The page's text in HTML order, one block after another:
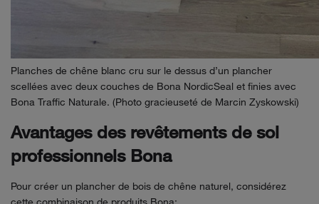
Planches de chêne blanc cru sur le dessus d’un plancher
scellées avec deux couches de Bona NordicSeal et finies avec
Bona Traffic Naturale. (Photo gracieuseté de Marcin Zyskowski)
Avantages des revêtements de sol
professionnels Bona
Pour créer un plancher de bois de chêne naturel, considérez